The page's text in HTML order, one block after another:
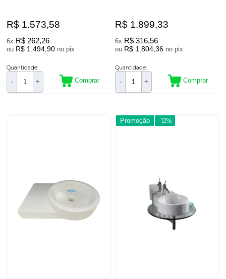
R$ 1.573,58
6x R$ 262,26
ou R$ 1.494,90 no pix
Quantidade:
- + Comprar
R$ 1.899,33
6x R$ 316,56
ou R$ 1.804,36 no pix
Quantidade:
- + Comprar
Promoção -12%